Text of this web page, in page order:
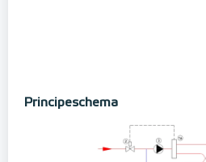
Principeschema